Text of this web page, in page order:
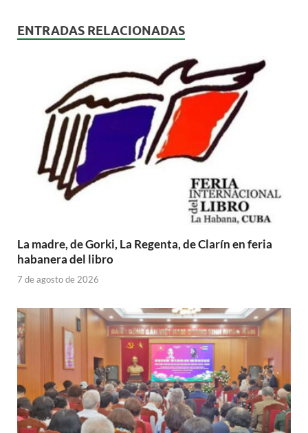
ENTRADAS RELACIONADAS
La madre, de Gorki, La Regenta, de Clarín en feria
habanera del libro
7 de agosto de 2026